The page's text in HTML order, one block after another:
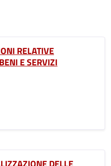
RELATIVE
E SERVIZI